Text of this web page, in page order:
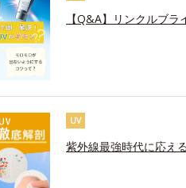
【Q&A】リンクルブ
UV
紫外線最強時代に応え